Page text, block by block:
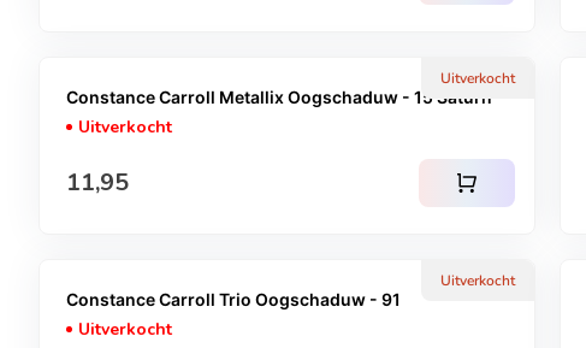
Uitverkocht
Constance Carroll Metallix Oogschaduw - 15 Saturn
Uitverkocht
Normale prijs
11,95 shopping_cart
Uitverkocht
Constance Carroll Trio Oogschaduw - 91
Uitverkocht